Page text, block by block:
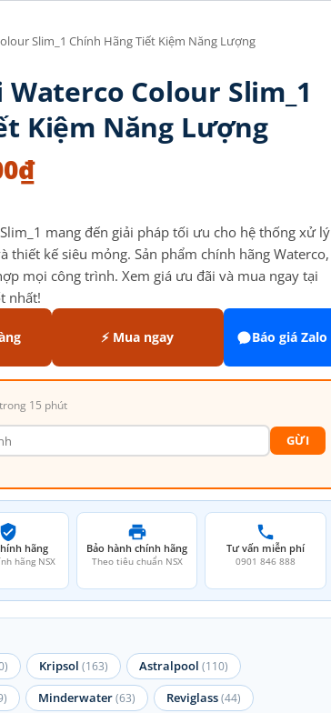
Slim_1 Chính Hãng Tiết Kiệm Năng Lượng
Colour Slim_1
Kiệm Năng Lượng
₫
mang đến giải pháp tối ưu cho hệ thống xử lý
thiết kế siêu mỏng. Sản phẩm chính hãng Waterco,
mọi công trình. Xem giá ưu đãi và mua ngay tại
nhất!
⚡ Mua ngay Báo giá Zalo
15 phút
GỪI
hãng
hãng NSX
Bảo hành chính hãng
Theo tiêu chuẩn NSX
Tư vấn miễn phí
0901 846 888
Kripsol (163) Astralpool (110)
Minderwater(63) Reviglass(44)